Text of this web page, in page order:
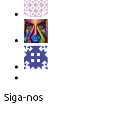
Siga-nos